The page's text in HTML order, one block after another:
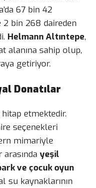
67 bin 42
bin 268 daireden
Helmann Altıntepe,
alanına sahip olup,
getiriyor.
Donatılar
etmektedir.
seçenekleri
mimariyle
yeşil
ve çocuk oyun
su kaynaklarının